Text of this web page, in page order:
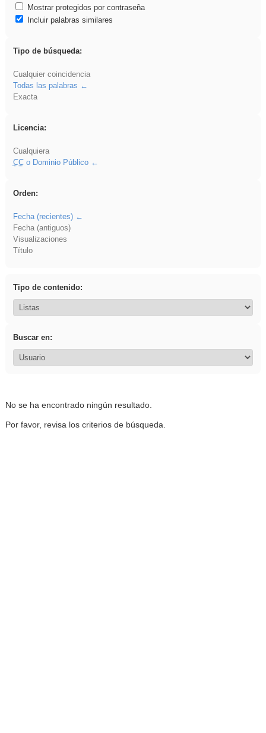
Mostrar protegidos por contraseña
Incluir palabras similares
Tipo de búsqueda:
Cualquier coincidencia
Todas las palabras
Exacta
Licencia:
Cualquiera
CCo Dominio Público
Orden:
Fecha (recientes)
Fecha (antiguos)
Visualizaciones
Título
Tipo de contenido:
Buscar en:
No se ha encontrado ningún resultado.
Por favor, revisa los criterios de búsqueda.